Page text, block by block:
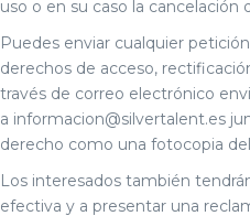
uso o en su caso la cancelación
Puedes enviar cualquier
derechos de acceso,
través de correo electrónico
a informacion@silvertalent.es
derecho como una fotocopia
Los interesados también
efectiva y a presentar una